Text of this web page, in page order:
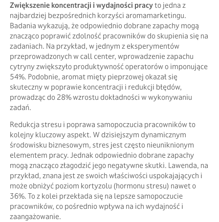
Zwiększenie koncentracji i wydajności pracyto jedna z
najbardziej bezpośrednich korzyści aromamarketingu.
Badania wykazują, że odpowiednio dobrane zapachy mogą
znacząco poprawić zdolność pracowników do skupienia się na
zadaniach. Na przykład, w jednym z eksperymentów
przeprowadzonych w call center, wprowadzenie zapachu
cytryny zwiększyło produktywność operatorów o imponujące
54%. Podobnie, aromat mięty pieprzowej okazał się
skuteczny w poprawie koncentracji i redukcji błędów,
prowadząc do 28% wzrostu dokładności w wykonywaniu
zadań.
Redukcja stresu i poprawa samopoczucia pracowników to
kolejny kluczowy aspekt. W dzisiejszym dynamicznym
środowisku biznesowym, stres jest często nieuniknionym
elementem pracy. Jednak odpowiednio dobrane zapachy
mogą znacząco złagodzić jego negatywne skutki. Lawenda, na
przykład, znana jest ze swoich właściwości uspokajających i
może obniżyć poziom kortyzolu (hormonu stresu) nawet o
36%. To z kolei przekłada się na lepsze samopoczucie
pracowników, co pośrednio wpływa na ich wydajność i
zaangażowanie.